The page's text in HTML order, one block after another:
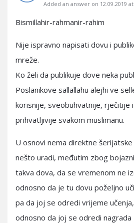
Added an answer on 12.09.2019 at
Bismillahir-rahmanir-rahim
Nije ispravno napisati dovu i
mreže.
Ko želi da publikuje dove neka
Poslanikove sallallahu alejhi ve
korisnije, sveobuhvatnije, rječitije
prihvatljivije svakom muslimanu.
U osnovi nema direktne
nešto uradi, međutim zbog
takva dova, da se vremenom ne
odnosno da je tu dovu poželjno
pa da joj se odredi vrijeme
odnosno da joj se odredi nagrada